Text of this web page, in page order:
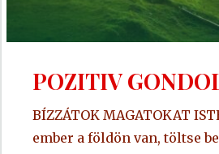
POZITIV
BÍZZÁTOK MAGATOKAT
ember a földön van, töltse